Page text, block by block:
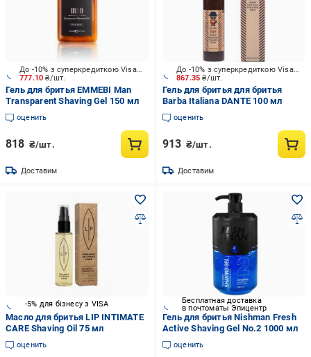
777.10₴/шт.
До -10% з суперкредиткою Visa Вигода
Гель для бритья EMMEBI Man
Transparent Shaving Gel 150 мл
оценить
818 ₴/шт.
Доставим
867.35₴/шт.
До -10% з суперкредиткою Visa Вигода
Гель для бритья для бритья
Barba Italiana DANTE 100 мл
оценить
913 ₴/шт.
Доставим
-5% для бізнесу з VISA
Масло для бритья LIP INTIMATE
CARE Shaving Oil 75 мл
оценить
Бесплатная доставка
в почтоматы Эпицентр
Гель для бритья Nishman Fresh
Active Shaving Gel No.2 1000 мл
оценить